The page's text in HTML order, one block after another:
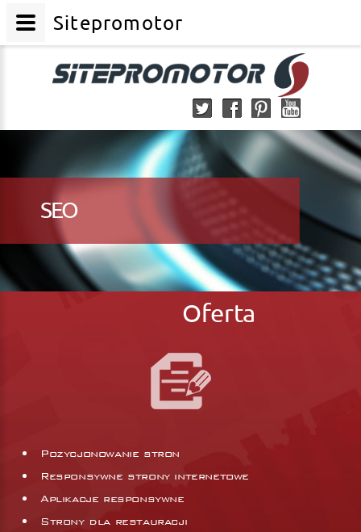
SEO
Oferta
Pozycjonowanie stron
Responsywne strony internetowe
Aplikacje responsywne
Strony dla restauracji
Sitepromotor